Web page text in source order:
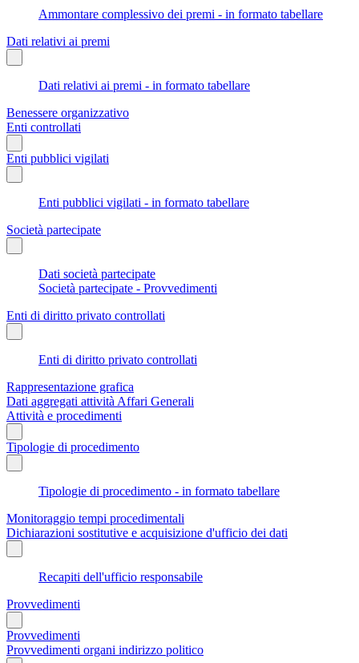
Ammontare complessivo dei premi - in formato tabellare
Dati relativi ai premi
Dati relativi ai premi - in formato tabellare
Benessere organizzativo
Enti controllati
Enti pubblici vigilati
Enti pubblici vigilati - in formato tabellare
Società partecipate
Dati società partecipate
Società partecipate - Provvedimenti
Enti di diritto privato controllati
Enti di diritto privato controllati
Rappresentazione grafica
Dati aggregati attività Affari Generali
Attività e procedimenti
Tipologie di procedimento
Tipologie di procedimento - in formato tabellare
Monitoraggio tempi procedimentali
Dichiarazioni sostitutive e acquisizione d'ufficio dei dati
Recapiti dell'ufficio responsabile
Provvedimenti
Provvedimenti
Provvedimenti organi indirizzo politico